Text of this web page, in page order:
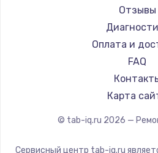
Замена
Замена
960 руб.
Aquarius
Philips
Dell
HP
Getac
ZTE
Отзывы
Оплата и
FAQ
Карта
© tab-iq.ru 2026 —
Сервисный центр tab-iq.ru